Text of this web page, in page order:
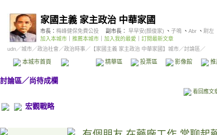
家國主義 家主政治 中華家國
市長： 梅峰健保免費公投 副市長： 早早安(顏俊家) 、 子鳴 、 Abr 、 尉左
加入本城市
推薦本城市 加入我的最愛
訂閱最新文章
udn／城市／政治社會 ／政治時事／ 【家國主義 家主政治 中華家國】城市／討論區／
本城市首頁 精華區 投票區 影像館
討論區／尚待成欄
看回應文
宏觀戰略